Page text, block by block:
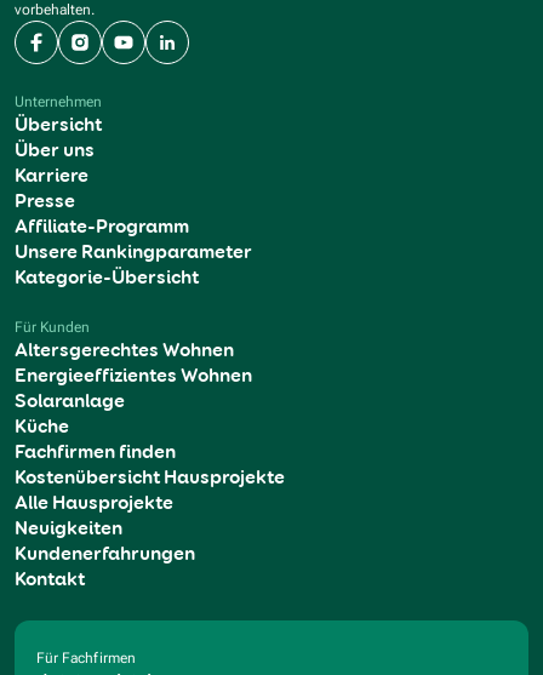
vorbehalten.
FacebookInstagram
YouTubeLinkedIn
Unternehmen
Übersicht
Über uns
Karriere
Presse
Affiliate-Programm
Unsere Rankingparameter
Kategorie-Übersicht
Für Kunden
Altersgerechtes Wohnen
Energieeffizientes Wohnen
Solaranlage
Küche
Fachfirmen finden
Kostenübersicht Hausprojekte
Alle Hausprojekte
Neuigkeiten
Kundenerfahrungen
Kontakt
Für Fachfirmen